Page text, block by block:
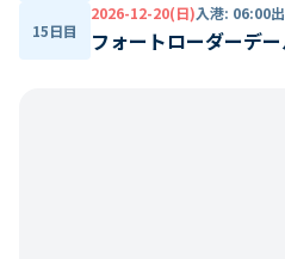
15日目
2026-12-20(日)入港: 06:00
フォートローダーデ